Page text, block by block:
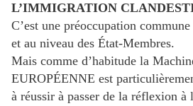
L’IMMIGRATION
C’est une préoccupation
et au niveau des État-Membres.
Mais comme d’habitude la
EUROPÉENNE est
à réussir à passer de la réflexion à